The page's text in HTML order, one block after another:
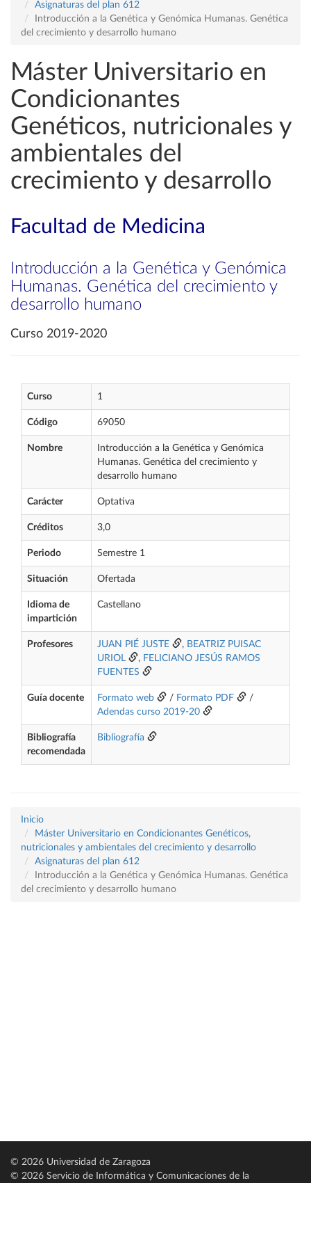
Asignaturas del plan 612
Introducción a la Genética y Genómica Humanas. Genética
del crecimiento y desarrollo humano
Máster Universitario en
Condicionantes
Genéticos, nutricionales y
ambientales del
crecimiento y desarrollo
Facultad de Medicina
Introducción a la Genética y Genómica
Humanas. Genética del crecimiento y
desarrollo humano
Curso 2019-2020
Curso 1
Código 69050
Nombre
Introducción a la Genética y Genómica
Humanas. Genética del crecimiento y
desarrollo humano
Carácter Optativa
Créditos 3,0
Periodo Semestre 1
Situación Ofertada
Idioma de
impartición
Castellano
Profesores JUAN PIÉ JUSTE , BEATRIZ PUISAC
URIOL
, FELICIANO JESÚS RAMOS
FUENTES
Guía docente Formato web / Formato PDF
/
Adendas curso 2019-20
Bibliografía
recomendada
Bibliografía
Inicio
Máster Universitario en Condicionantes Genéticos,
nutricionales y ambientales del crecimiento y desarrollo
Asignaturas del plan 612
Introducción a la Genética y Genómica Humanas. Genética
del crecimiento y desarrollo humano
© 2026 Universidad de Zaragoza
© 2026 Servicio de Informática y Comunicaciones de la